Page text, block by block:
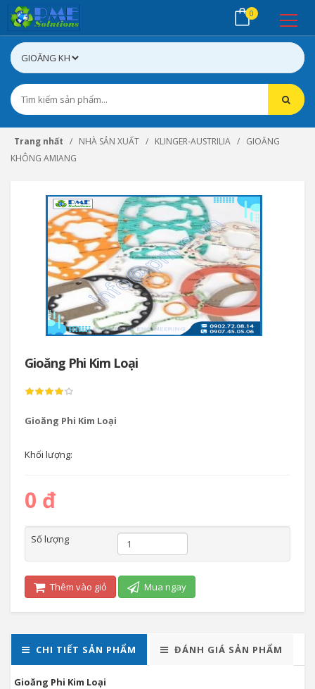
0
Trang nhất NHÀ SẢN XUẤT KLINGER-AUSTRILIA
GIOĂNG
KHÔNG AMIANG
Gioăng Phi Kim Loại
Gioăng Phi Kim Loại
Khối lượng:
0 đ
Số lượng
Thêm vào giỏ Mua ngay
CHI TIẾT SẢN PHẨM ĐÁNH GIÁ SẢN PHẨM
Gioăng Phi Kim Loại